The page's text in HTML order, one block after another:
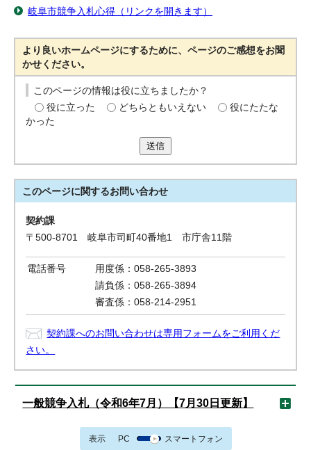
岐阜市競争入札心得（リンクを開きます）
より良いホームページにするために、ページのご感想をお聞
かせください。
このページの情報は役に立ちましたか？
役に立った
どちらともいえない
役にたたな
かった
送信
このページに関するお問い合わせ
契約課
〒500-8701 岐阜市司町40番地1 市庁舎11階
電話番号
用度係：058-265-3893
請負係：058-265-3894
審査係：058-214-2951
契約課へのお問い合わせは専用フォームをご利用くだ
さい。
一般競争入札（令和6年7月）【7月30日更新】
表示 PC スマートフォン